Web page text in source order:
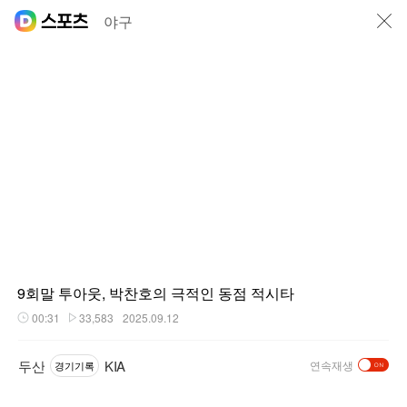
야구
9회말 투아웃, 박찬호의 극적인 동점 적시타
00:31 33,583 2025.09.12
두산 경기기록 KIA 연속재생